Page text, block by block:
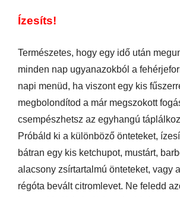
Ízesíts!
Természetes, hogy egy idő után
minden nap ugyanazokból a
napi menüd, ha viszont egy kis
megbolondítod a már megszokott
csempészhetsz az egyhangú
Próbáld ki a különböző önteteket,
bátran egy kis ketchupot, mustárt,
alacsony zsírtartalmú önteteket, vagy
régóta bevált citromlevet. Ne feledd